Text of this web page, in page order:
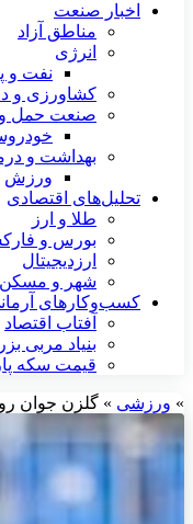
اخبار صنعت
مناطق آزاد
انرژی
نفت و
کشاورزی و
صنعت حمل و
بهداشت و
ورزش
تحلیل‌های اقتصادی
طلا و ارز
بورس و
ارزدیجیتال
شهر و مسکن
کسب‌وکارهای
آفتاب اقتصاد
بنیاد مربی
قیمت سکه
» ورزشی » گلزن جوان